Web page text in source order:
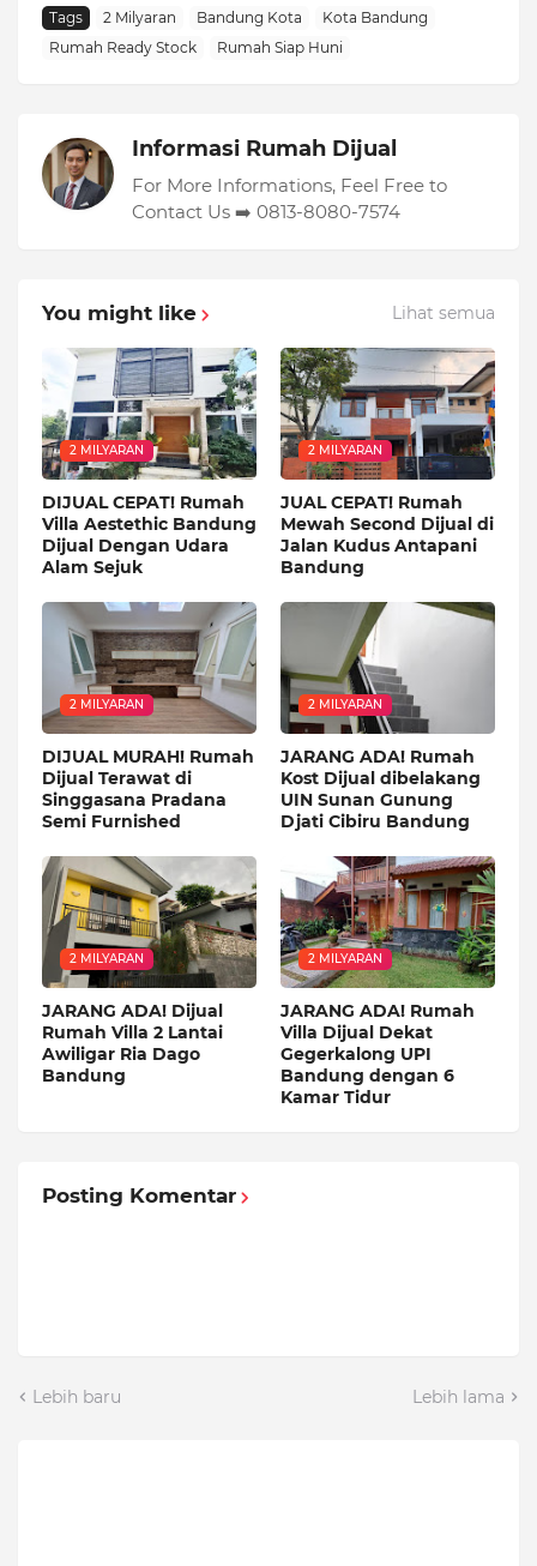
Tags 2 Milyaran Bandung Kota
Kota Bandung
Rumah Ready Stock
Rumah Siap Huni
Informasi Rumah Dijual
For More Informations, Feel Free to
Contact Us ➡️ 0813-8080-7574
You might like Lihat semua
2 MILYARAN
DIJUAL CEPAT! Rumah
Villa Aestethic Bandung
Dijual Dengan Udara
Alam Sejuk
2 MILYARAN
JUAL CEPAT! Rumah
Mewah Second Dijual di
Jalan Kudus Antapani
Bandung
2 MILYARAN
DIJUAL MURAH! Rumah
Dijual Terawat di
Singgasana Pradana
Semi Furnished
2 MILYARAN
JARANG ADA! Rumah
Kost Dijual dibelakang
UIN Sunan Gunung
Djati Cibiru Bandung
2 MILYARAN
JARANG ADA! Dijual
Rumah Villa 2 Lantai
Awiligar Ria Dago
Bandung
2 MILYARAN
JARANG ADA! Rumah
Villa Dijual Dekat
Gegerkalong UPI
Bandung dengan 6
Kamar Tidur
Posting Komentar
Lebih baru Lebih lama